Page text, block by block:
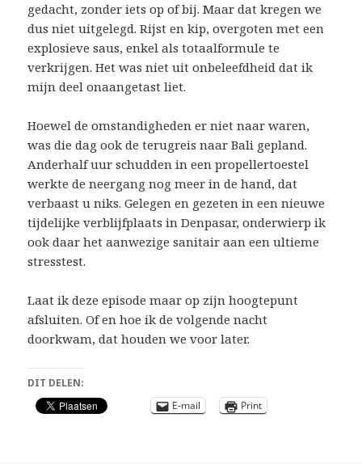
gedacht, zonder iets op of bij. Maar dat kregen we
dus niet uitgelegd. Rijst en kip, overgoten met een
explosieve saus, enkel als totaalformule te
verkrijgen. Het was niet uit onbeleefdheid dat ik
mijn deel onaangetast liet.
Hoewel de omstandigheden er niet naar waren,
was die dag ook de terugreis naar Bali gepland.
Anderhalf uur schudden in een propellertoestel
werkte de neergang nog meer in de hand, dat
verbaast u niks. Gelegen en gezeten in een nieuwe
tijdelijke verblijfplaats in Denpasar, onderwierp ik
ook daar het aanwezige sanitair aan een ultieme
stresstest.
Laat ik deze episode maar op zijn hoogtepunt
afsluiten. Of en hoe ik de volgende nacht
doorkwam, dat houden we voor later.
DIT DELEN:
E-mail
Print